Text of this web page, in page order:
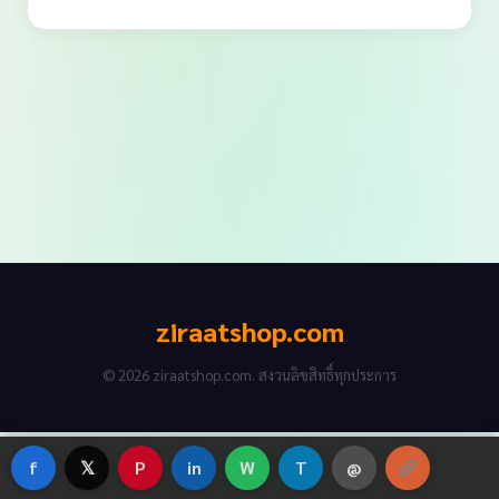
ziraatshop.com
© 2026 ziraatshop.com. สงวนลิขสิทธิ์ทุกประการ
f 𝕏 P in W T @